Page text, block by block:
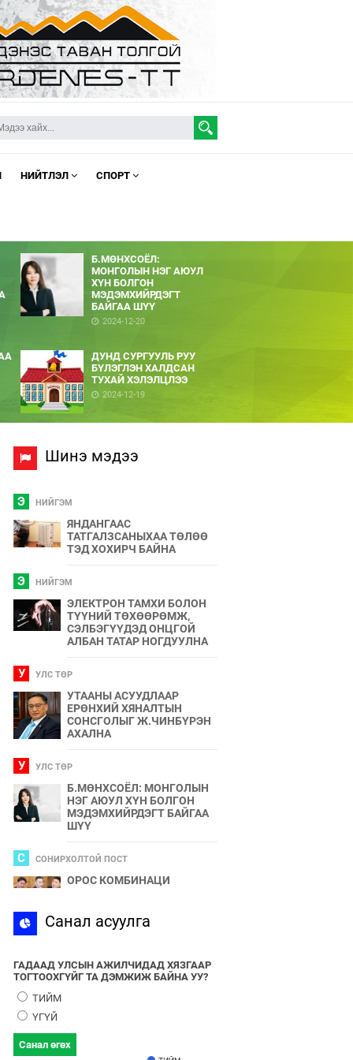
НИЙТЛЭЛ СПОРТ
Б.МӨНХСОЁЛ:
МОНГОЛЫН НЭГ АЮУЛ
ХҮН БОЛГОН
МЭДЭМХИЙРДЭГТ
БАЙГАА ШҮҮ
2024-12-20
ДУНД СУРГУУЛЬ РУУ
БҮЛЭГЛЭН ХАЛДСАН
ТУХАЙ ХЭЛЭЛЦЛЭЭ
2024-12-19
Шинэ мэдээ
Э НИЙГЭМ
ЯНДАНГААС
ТАТГАЛЗСАНЫХАА ТӨЛӨӨ
ТЭД ХОХИРЧ БАЙНА
Э НИЙГЭМ
ЭЛЕКТРОН ТАМХИ БОЛОН
ТҮҮНИЙ ТӨХӨӨРӨМЖ,
СЭЛБЭГҮҮДЭД ОНЦГОЙ
АЛБАН ТАТАР НОГДУУЛНА
У УЛС ТӨР
УТААНЫ АСУУДЛААР
ЕРӨНХИЙ ХЯНАЛТЫН
СОНСГОЛЫГ Ж.ЧИНБҮРЭН
АХАЛНА
У УЛС ТӨР
Б.МӨНХСОЁЛ: МОНГОЛЫН
НЭГ АЮУЛ ХҮН БОЛГОН
МЭДЭМХИЙРДЭГТ БАЙГАА
ШҮҮ
С СОНИРХОЛТОЙ ПОСТ
ОРОС КОМБИНАЦИ
С СПОРТ
У
БҮЛЭГЛЭЛҮҮДИЙН
ХАМТЫН БҮТЭЭЛ ЮМ
Санал асуулга
ГАДААД УЛСЫН АЖИЛЧИДАД ХЯЗГААР
ТОГТООХГҮЙГ ТА ДЭМЖИЖ БАЙНА УУ?
ТИЙМ
ҮГҮЙ
Санал өгөх